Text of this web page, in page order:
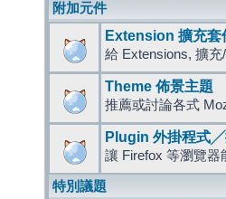
附加元件
Extension 擴充套
給 Extensions, 擴
Theme 佈景主題
推薦或討論各式
Plugin 外掛程式
讓 Firefox 等瀏覽
特別議題